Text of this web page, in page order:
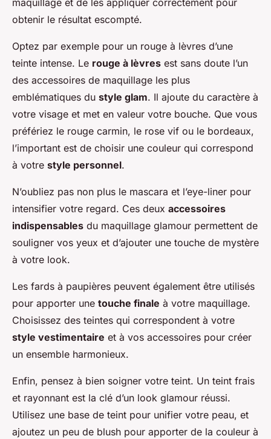
maquillage et de les appliquer correctement pour
obtenir le résultat escompté.
Optez par exemple pour un rouge à lèvres d’une
teinte intense. Le rouge à lèvres est sans doute l’un
des accessoires de maquillage les plus
emblématiques du style glam. Il ajoute du caractère à
votre visage et met en valeur votre bouche. Que vous
préfériez le rouge carmin, le rose vif ou le bordeaux,
l’important est de choisir une couleur qui correspond
à votre style personnel.
N’oubliez pas non plus le mascara et l’eye-liner pour
intensifier votre regard. Ces deux accessoires
indispensables du maquillage glamour permettent de
souligner vos yeux et d’ajouter une touche de mystère
à votre look.
Les fards à paupières peuvent également être utilisés
pour apporter une touche finale à votre maquillage.
Choisissez des teintes qui correspondent à votre
style vestimentaire et à vos accessoires pour créer
un ensemble harmonieux.
Enfin, pensez à bien soigner votre teint. Un teint frais
et rayonnant est la clé d’un look glamour réussi.
Utilisez une base de teint pour unifier votre peau, et
ajoutez un peu de blush pour apporter de la couleur à